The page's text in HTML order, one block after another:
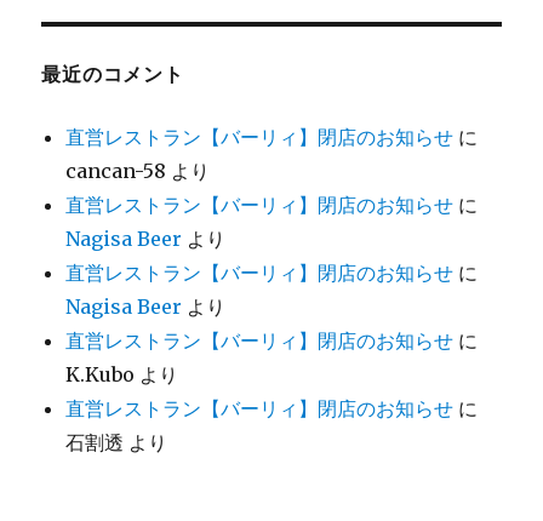
最近のコメント
直営レストラン【バーリィ】閉店のお知らせ に
cancan-58 より
直営レストラン【バーリィ】閉店のお知らせ に
Nagisa Beer より
直営レストラン【バーリィ】閉店のお知らせ に
Nagisa Beer より
直営レストラン【バーリィ】閉店のお知らせ に
K.Kubo より
直営レストラン【バーリィ】閉店のお知らせ に
石割透 より